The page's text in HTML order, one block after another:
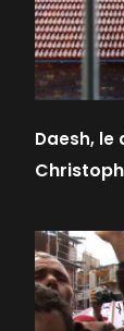
Daesh,